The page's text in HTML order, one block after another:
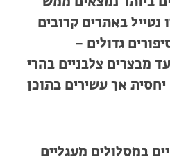
באתרים קרובים
גדולים –
מבצרים צלבניים בהרי
יחסית אך עשירים בתוכן
במסלולים מעגליים